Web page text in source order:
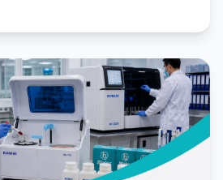
la gestión del
el desempeño del personal y